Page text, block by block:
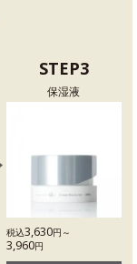
STEP3
保湿液
税込3,630円～
3,960円